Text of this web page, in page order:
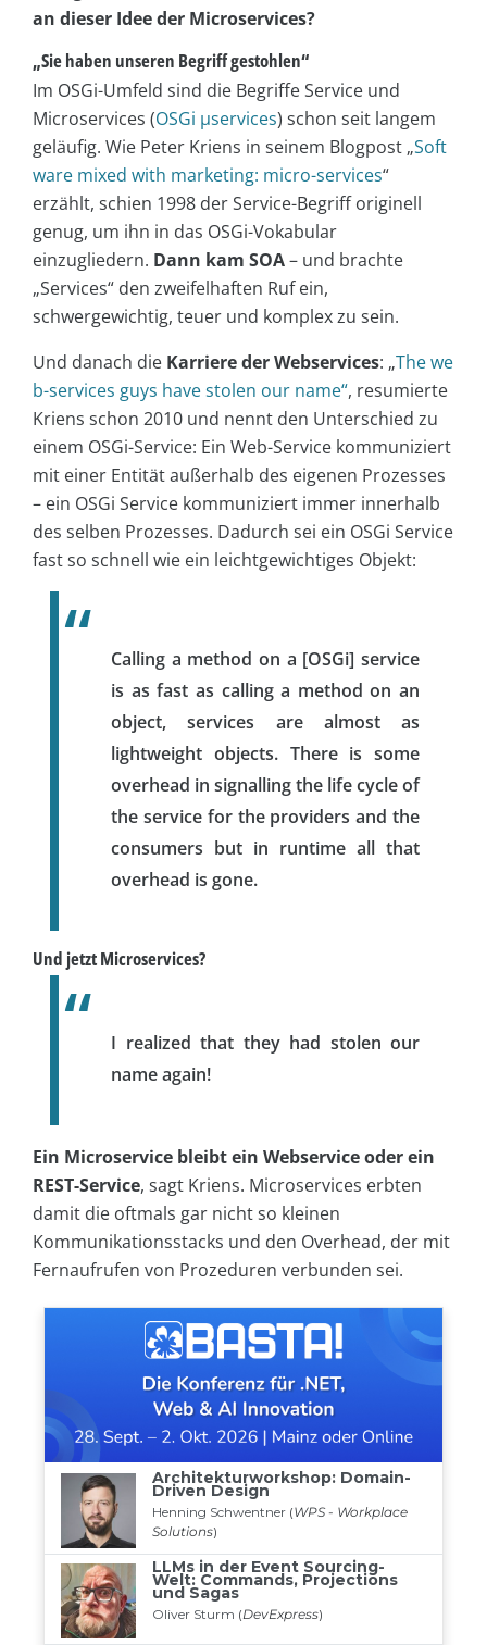
an dieser Idee der Microservices?
„Sie haben unseren Begriff gestohlen“
Im OSGi-Umfeld sind die Begriffe Service und
Microservices (OSGi µservices) schon seit langem
geläufig. Wie Peter Kriens in seinem Blogpost „Soft
ware mixed with marketing: micro-services“
erzählt, schien 1998 der Service-Begriff originell
genug, um ihn in das OSGi-Vokabular
einzugliedern. Dann kam SOA– und brachte
„Services“ den zweifelhaften Ruf ein,
schwergewichtig, teuer und komplex zu sein.
Und danach die Karriere der Webservices: „The we
b-services guys have stolen our name“, resumierte
Kriens schon 2010 und nennt den Unterschied zu
einem OSGi-Service: Ein Web-Service kommuniziert
mit einer Entität außerhalb des eigenen Prozesses
– ein OSGi Service kommuniziert immer innerhalb
des selben Prozesses. Dadurch sei ein OSGi Service
fast so schnell wie ein leichtgewichtiges Objekt:
Calling a method on a [OSGi] service
is as fast as calling a method on an
object, services are almost as
lightweight objects. There is some
overhead in signalling the life cycle of
the service for the providers and the
consumers but in runtime all that
overhead is gone.
Und jetzt Microservices?
I realized that they had stolen our
name again!
Ein Microservice bleibt ein Webservice oder ein
REST-Service, sagt Kriens. Microservices erbten
damit die oftmals gar nicht so kleinen
Kommunikationsstacks und den Overhead, der mit
Fernaufrufen von Prozeduren verbunden sei.